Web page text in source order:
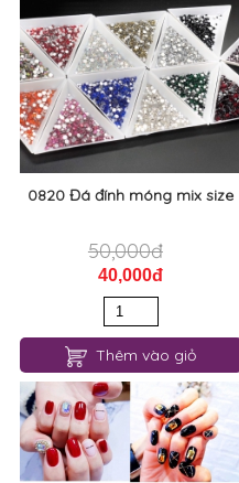
0820 Đá đính móng mix size
50,000đ
40,000đ
Thêm vào giỏ